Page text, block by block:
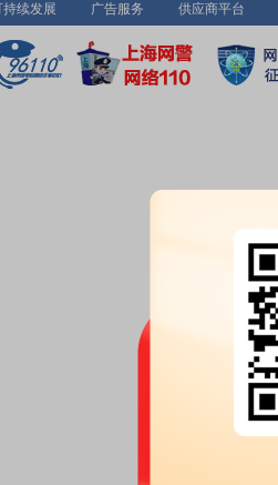
持续发展 广告服务 供应商平台